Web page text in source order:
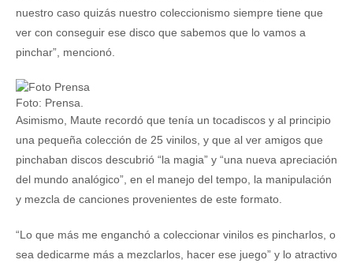
nuestro caso quizás nuestro coleccionismo siempre tiene que
ver con conseguir ese disco que sabemos que lo vamos a
pinchar”, mencionó.
Foto: Prensa.
Asimismo, Maute recordó que tenía un tocadiscos y al principio
una pequeña colección de 25 vinilos, y que al ver amigos que
pinchaban discos descubrió “la magia” y “una nueva apreciación
del mundo analógico”, en el manejo del tempo, la manipulación
y mezcla de canciones provenientes de este formato.
“Lo que más me enganchó a coleccionar vinilos es pincharlos, o
sea dedicarme más a mezclarlos, hacer ese juego” y lo atractivo